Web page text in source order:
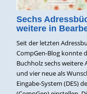
Sechs
weitere in
Seit der letzten
CompGen-Blog konnte
Buchholz sechs weitere
und vier neue als
Eingabe-System (DES)